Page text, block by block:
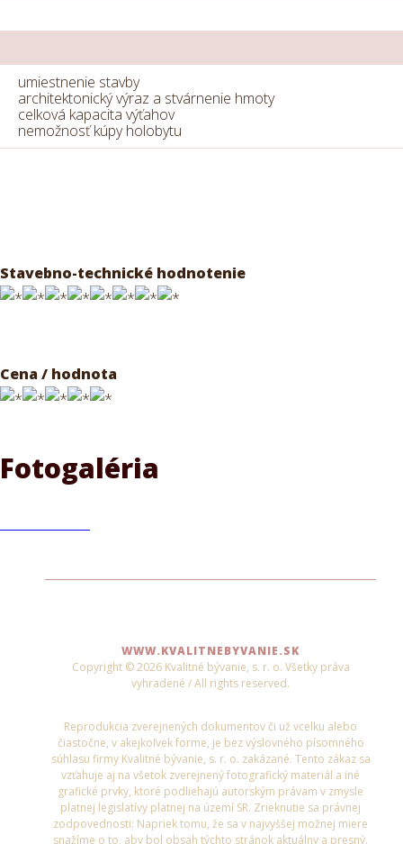
umiestnenie stavby
architektonický výraz a stvárnenie hmoty
celková kapacita výťahov
nemožnosť kúpy holobytu
Stavebno-technické hodnotenie
Cena / hodnota
Fotogaléria
WWW.KVALITNEBYVANIE.SK
Copyright © 2026 Kvalitné bývanie, s. r. o. Všetky práva
vyhradené / All rights reserved.
Reprodukcia zverejnených dokumentov či už vcelku alebo
čiastočne, v akejkoľvek forme, je bez výslovného písomného
súhlasu firmy Kvalitné bývanie, s. r. o. zakázané. Tento zákaz sa
vzťahuje aj na všetok zverejnený fotografický materiál a iné
grafické prvky, ktoré podliehajú autorským právam v zmysle
platnej legislatívy platnej na území SR. Zrieknutie sa právnej
zodpovednosti: Napriek tomu, že sa v najvyššej možnej miere
snažíme o to, aby bol obsah týchto stránok aktuálny a presný,